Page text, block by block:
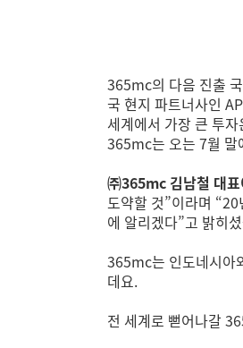
365mc의 다음 진출
국 현지 파트너사인
세계에서 가장 큰 투
365mc는 오는 7월 말
㈜365mc 김남철 대표
도약할 것”이라며
에 알리겠다”고 밝히
365mc는 인도네시아
데요.
전 세계로 뻗어나갈